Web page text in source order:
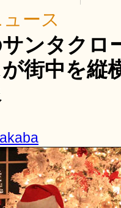
ース
サンタク
街中を縦